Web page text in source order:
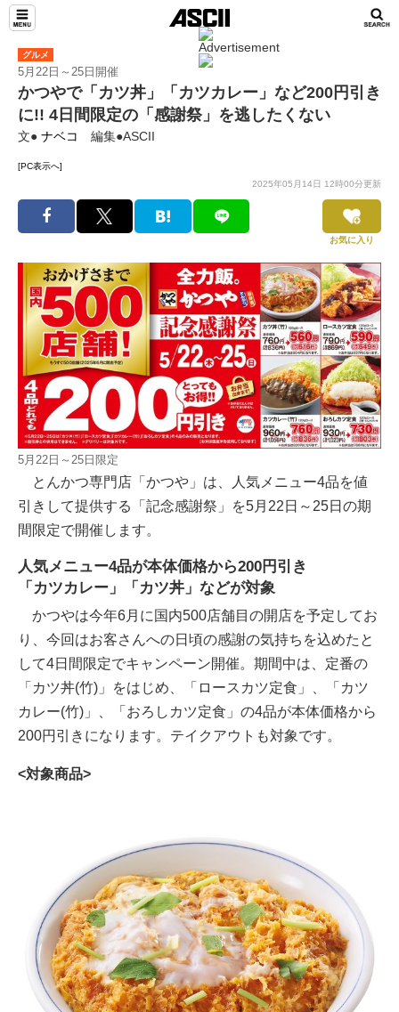
グルメ
5月22日～25日開催
かつやで「カツ丼」「カツカレー」など200円引き
に!! 4日間限定の「感謝祭」を逃したくない
文● ナベコ 編集●ASCII
[PC表示へ]
2025年05月14日 12時00分更新
お気に入り
5月22日～25日限定
とんかつ専門店「かつや」は、人気メニュー4品を値
引きして提供する「記念感謝祭」を5月22日～25日の期
間限定で開催します。
人気メニュー4品が本体価格から200円引き
「カツカレー」「カツ丼」などが対象
かつやは今年6月に国内500店舗目の開店を予定してお
り、今回はお客さんへの日頃の感謝の気持ちを込めたと
して4日間限定でキャンペーン開催。期間中は、定番の
「カツ丼(竹)」をはじめ、「ロースカツ定食」、「カツ
カレー(竹)」、「おろしカツ定食」の4品が本体価格から
200円引きになります。テイクアウトも対象です。
<対象商品>